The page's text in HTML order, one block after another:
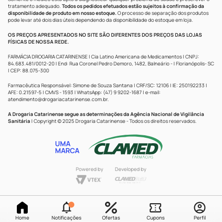
Home Notificações Ofertas Cupons Perfil
tratamento adequado. Todos os pedidos efetuados estão sujeitos à confirmação da
disponibilidade de produto em nosso estoque.O processo de separação dos produtos
pode levar até dois dias úteis dependendo da disponibilidade do estoque em loja.
OS PREÇOS APRESENTADOS NO SITE SÃO DIFERENTES DOS PREÇOS DAS LOJAS
FÍSICAS DE NOSSA REDE.
FARMÁCIA DROGARIA CATARINENSE | Cia Latino Americana de Medicamentos | CNPJ:
84.683.481/0012-20 | End: Rua Coronel Pedro Demoro, 1482, Balneário - | Florianópolis- SC
| CEP: 88.075-300
Farmacêutica Responsável: Simone de Souza Santana | CRF/SC: 12106 | IE: 250192233 |
AFE: 0.21597-5 | CMVS - 1593 | WhatsApp: (47) 9 9202-1687 | e-mail:
atendimento@drogariacatarinense.com.br.
A Drogaria Catarinense segue as determinações da Agência Nacional de Vigilância
Sanitária | Copyright © 2025 Drogaria Catarinense - Todos os direitos reservados.
UMA
MARCA
Powered by Developed by